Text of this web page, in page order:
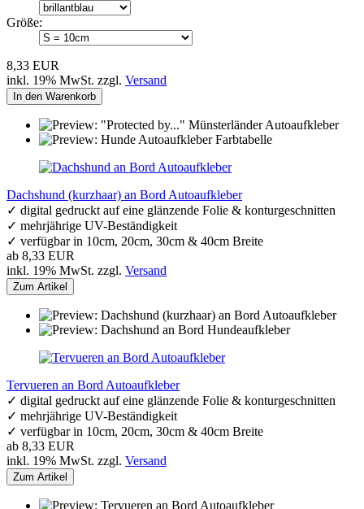
Größe:
8,33 EUR
inkl. 19% MwSt. zzgl. Versand
In den Warenkorb
Dachshund (kurzhaar) an Bord Autoaufkleber
✓ digital gedruckt auf eine glänzende Folie & konturgeschnitten
✓ mehrjährige UV-Beständigkeit
✓ verfügbar in 10cm, 20cm, 30cm & 40cm Breite
ab 8,33 EUR
inkl. 19% MwSt. zzgl. Versand
Zum Artikel
Tervueren an Bord Autoaufkleber
✓ digital gedruckt auf eine glänzende Folie & konturgeschnitten
✓ mehrjährige UV-Beständigkeit
✓ verfügbar in 10cm, 20cm, 30cm & 40cm Breite
ab 8,33 EUR
inkl. 19% MwSt. zzgl. Versand
Zum Artikel